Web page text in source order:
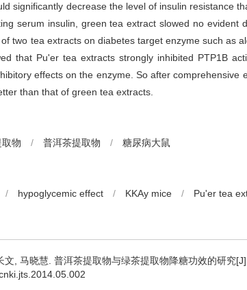
significantly decrease the level of insulin resistance
serum insulin, green tea extract slowed no evident
two tea extracts on diabetes target enzyme such as
that Pu'er tea extracts strongly inhibited PTP1B
effects on the enzyme. So after comprehensive
than that of green tea extracts.
物 / 普洱茶提取物 / 糖尿病大鼠
/ hypoglycemic effect / KKAy mice / Pu'er tea
文, 马晓慧. 普洱茶提取物与绿茶提取物降糖功效的研究[J].